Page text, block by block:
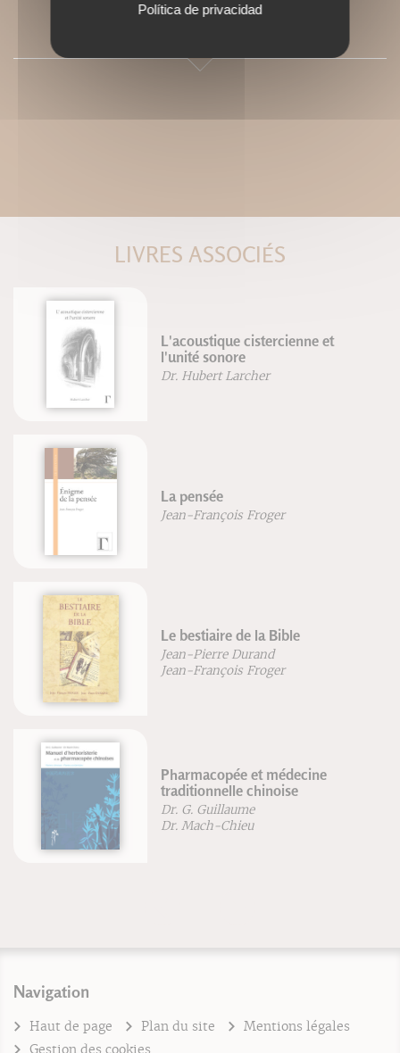
LIVRES ASSOCIÉS
L'acoustique cistercienne et
l'unité sonore
Dr. Hubert Larcher
La pensée
Jean-François Froger
Le bestiaire de la Bible
Jean-Pierre Durand
Jean-François Froger
Pharmacopée et médecine
traditionnelle chinoise
Dr. G. Guillaume
Dr. Mach-Chieu
Navigation
Haut de page Plan du site
Mentions légales
Gestion des cookies
Política de privacidad